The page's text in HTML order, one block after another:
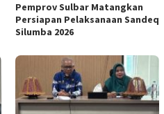
Pemprov Sulbar Matangkan
Persiapan Pelaksanaan Sandeq
Silumba 2026